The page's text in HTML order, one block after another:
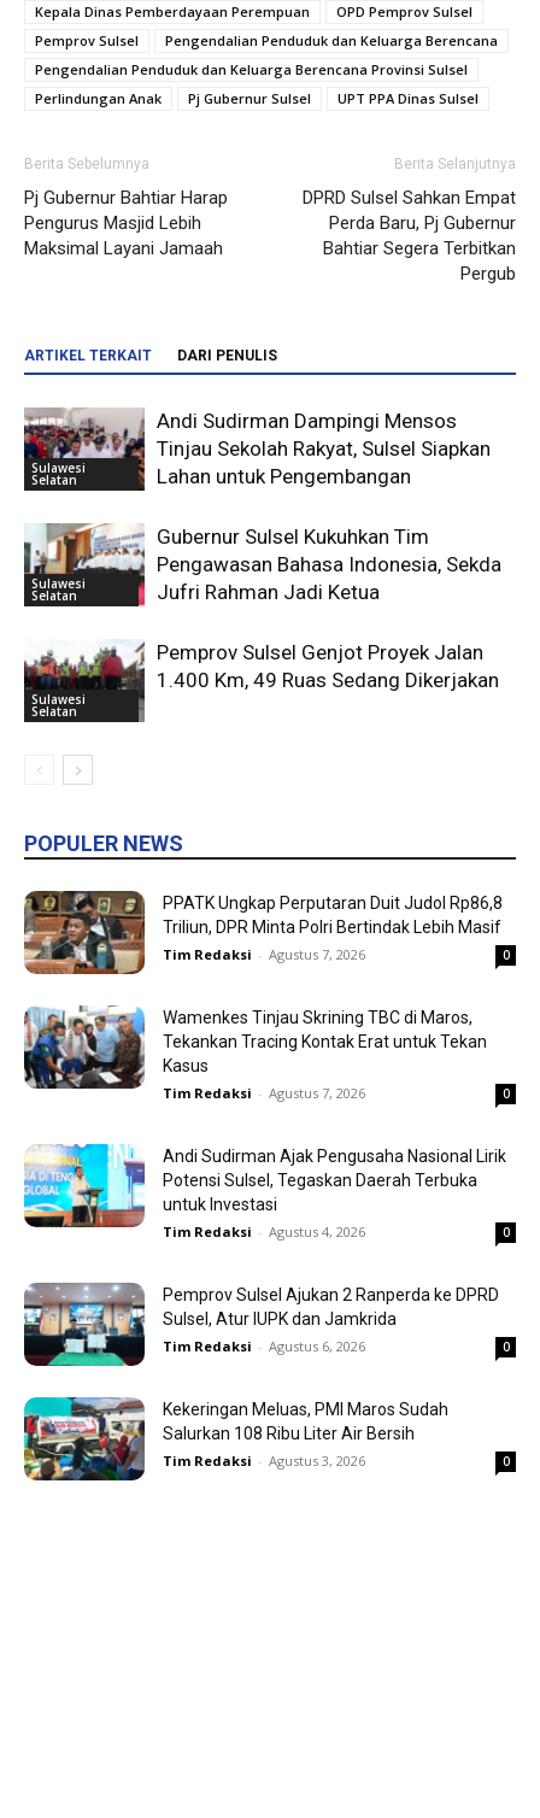
Kepala Dinas Pemberdayaan Perempuan
OPD Pemprov Sulsel
Pemprov Sulsel
Pengendalian Penduduk dan Keluarga Berencana
Pengendalian Penduduk dan Keluarga Berencana Provinsi Sulsel
Perlindungan Anak
Pj Gubernur Sulsel UPT PPA Dinas Sulsel
Berita Sebelumnya
Pj Gubernur Bahtiar Harap
Pengurus Masjid Lebih
Maksimal Layani Jamaah
Berita Selanjutnya
DPRD Sulsel Sahkan Empat
Perda Baru, Pj Gubernur
Bahtiar Segera Terbitkan
Pergub
ARTIKEL TERKAIT DARI PENULIS
Sulawesi
Selatan
Andi Sudirman Dampingi Mensos
Tinjau Sekolah Rakyat, Sulsel Siapkan
Lahan untuk Pengembangan
Sulawesi
Selatan
Gubernur Sulsel Kukuhkan Tim
Pengawasan Bahasa Indonesia, Sekda
Jufri Rahman Jadi Ketua
Sulawesi
Selatan
Pemprov Sulsel Genjot Proyek Jalan
1.400 Km, 49 Ruas Sedang Dikerjakan
POPULER NEWS
PPATK Ungkap Perputaran Duit Judol Rp86,8
Triliun, DPR Minta Polri Bertindak Lebih Masif
Tim Redaksi - Agustus 7, 2026 0
Wamenkes Tinjau Skrining TBC di Maros,
Tekankan Tracing Kontak Erat untuk Tekan
Kasus
Tim Redaksi - Agustus 7, 2026 0
Andi Sudirman Ajak Pengusaha Nasional Lirik
Potensi Sulsel, Tegaskan Daerah Terbuka
untuk Investasi
Tim Redaksi - Agustus 4, 2026 0
Pemprov Sulsel Ajukan 2 Ranperda ke DPRD
Sulsel, Atur IUPK dan Jamkrida
Tim Redaksi - Agustus 6, 2026 0
Kekeringan Meluas, PMI Maros Sudah
Salurkan 108 Ribu Liter Air Bersih
Tim Redaksi - Agustus 3, 2026 0